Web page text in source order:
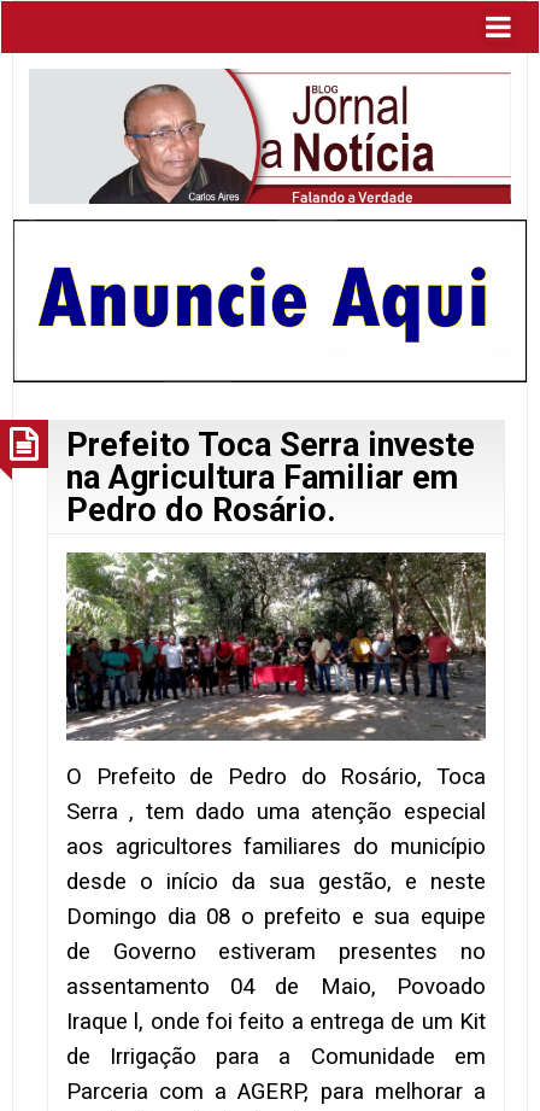
Prefeito Toca Serra investe
na Agricultura Familiar em
Pedro do Rosário.
O Prefeito de Pedro do Rosário, Toca
Serra , tem dado uma atenção especial
aos agricultores familiares do município
desde o início da sua gestão, e neste
Domingo dia 08 o prefeito e sua equipe
de Governo estiveram presentes no
assentamento 04 de Maio, Povoado
Iraque l, onde foi feito a entrega de um Kit
de Irrigação para a Comunidade em
Parceria com a AGERP, para melhorar a